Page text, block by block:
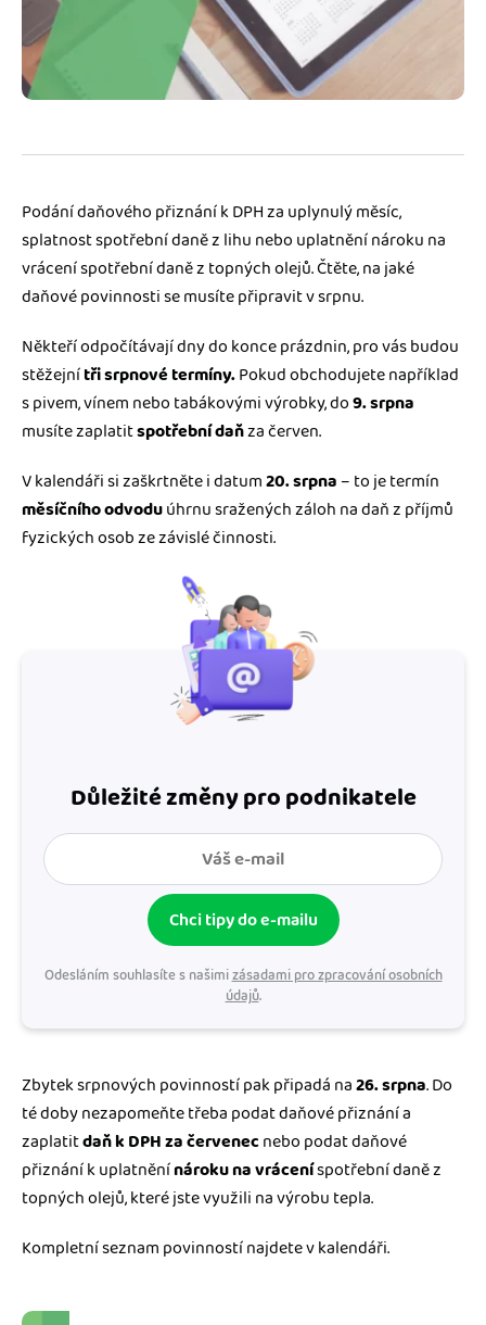
Spřátelené účetní
Katalog doplňků
Jak se vyznat ve fakturaci
Blog
Fakturační poradna
Podání daňového přiznání k DPH za uplynulý měsíc,
splatnost spotřební daně z lihu nebo uplatnění nároku na
vrácení spotřební daně z topných olejů. Čtěte, na jaké
daňové povinnosti se musíte připravit v srpnu.
Někteří odpočítávají dny do konce prázdnin, pro vás budou
stěžejnítři srpnové termíny.Pokud obchodujete například
s pivem, vínem nebo tabákovými výrobky, do9. srpna
musíte zaplatitspotřební daňza červen.
V kalendáři si zaškrtněte i datum20. srpna – to je termín
měsíčního odvoduúhrnu sražených záloh na daň z příjmů
fyzických osob ze závislé činnosti.
Důležité změny pro podnikatele
Chci tipy do e-mailu
Odesláním souhlasíte s našimizásadami pro zpracování osobních
údajů.
Zbytek srpnových povinností pak připadá na26. srpna. Do
té doby nezapomeňte třeba podat daňové přiznání a
zaplatitdaň k DPH za červenecnebo podat daňové
přiznání k uplatněnínároku na vráceníspotřební daně z
topných olejů, které jste využili na výrobu tepla.
Kompletní seznam povinností najdete v kalendáři.